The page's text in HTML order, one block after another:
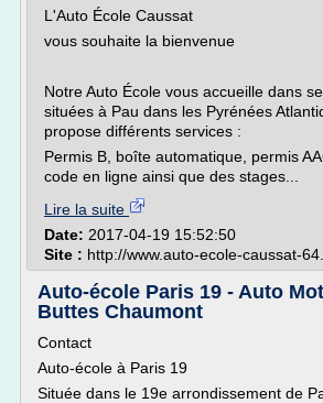
L'Auto École Caussat
vous souhaite la bienvenue
Notre Auto École vous accueille dans
situées à Pau dans les Pyrénées
propose différents services :
Permis B, boîte automatique, permis
code en ligne ainsi que des stages...
Lire la suite
Date: 2017-04-19 15:52:50
Site : http://www.auto-ecole-caussat-
Auto-école Paris 19 - Auto
Buttes Chaumont
Contact
Auto-école à Paris 19
Située dans le 19e arrondissement de